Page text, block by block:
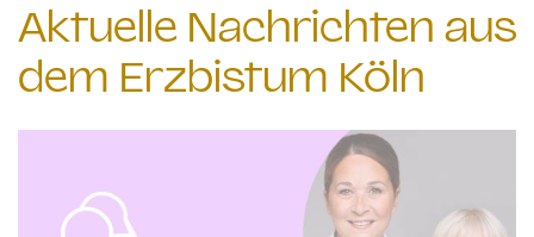
Aktuelle Nachrichten aus
dem Erzbistum Köln